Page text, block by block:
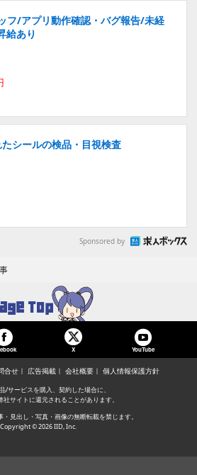
フ/アプリ動作確認・バグ報告/未経
給あり
シールの検品・目視検査
Sponsored by
X YouTube
合せ 広告掲載 会社概要 個人情報保護方針
/サービスを購入、契約した場合に、
社サイトに還元されることがあります。
見出し・写真・画像の無断転載を禁じます。
Copyright © 2026 IID, Inc.